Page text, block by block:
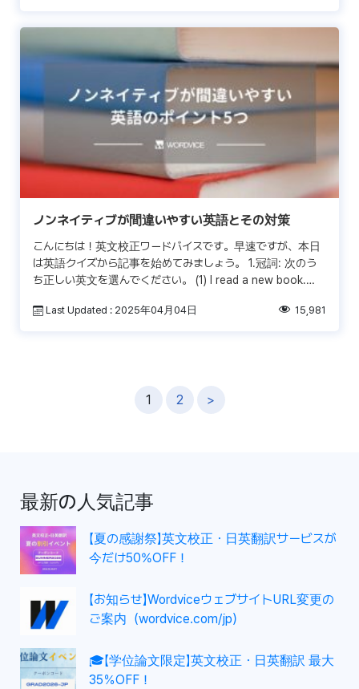
ノンネイティブが間違いやすい英語とその対策
こんにちは！英文校正ワードバイスです。早速ですが、本日
は英語クイズから記事を始めてみましょう。 1.冠詞: 次のう
ち正しい英文を選んでください。 (1) I read a new book.
Last Updated : 2025年04月04日 15,981
1 2 >
最新の人気記事
【夏の感謝祭】英文校正・日英翻訳サービスが
今だけ50%OFF！
【お知らせ】WordviceウェブサイトURL変更の
ご案内（wordvice.com/jp）
🎓【学位論文限定】英文校正・日英翻訳 最大
35％OFF！